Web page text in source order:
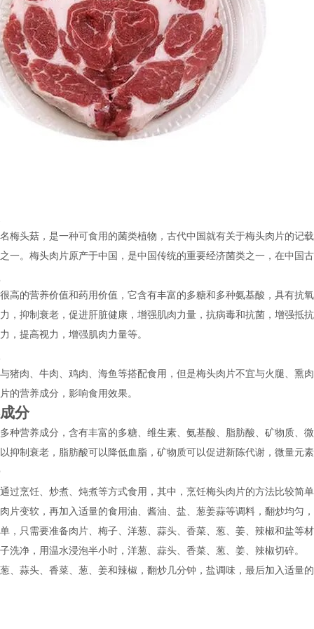
梅头菇，是一种可食用的菌类植物，古代中国就有关于梅头肉片的记
一。梅头肉片原产于中国，是中国传统的重要经济菌类之一，在中国
高的营养价值和药用价值，它含有丰富的多糖和多种氨基酸，具有抗
，抑制衰老，促进肝脏健康，增强肌肉力量，抗病毒和抗菌，增强抵
，提高视力，增强肌肉力量等。
猪肉、牛肉、鸡肉、海鱼等搭配食用，但是梅头肉片不宜与火腿、熏
的营养成分，影响食用效果。
分
种营养成分，含有丰富的多糖、维生素、氨基酸、脂肪酸、矿物质、
抑制衰老，脂肪酸可以降低血脂，矿物质可以促进新陈代谢，微量元
过烹饪、炒煮、炖煮等方式食用，其中，烹饪梅头肉片的方法比较简
片变软，再加入适量的食用油、酱油、盐、葱姜蒜等调料，翻炒
，只需要准备肉片、梅子、洋葱、蒜头、香菜、葱、姜、辣椒和
洗净，用温水浸泡半小时，洋葱、蒜头、香菜、葱、姜、辣椒切
葱、蒜头、香菜、葱、姜和辣椒，翻炒几分钟，盐调味，最后加